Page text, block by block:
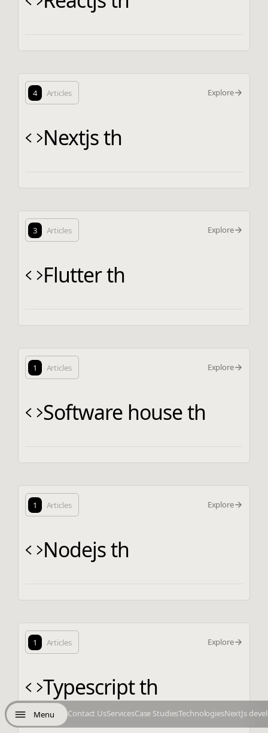
Menu Contact UsServicesCase StudiesTechnologiesNextJs
4 Articles Explore
Nextjs th
3 Articles Explore
Flutter th
1 Articles Explore
Software house th
1 Articles Explore
Nodejs th
1 Articles Explore
Typescript th